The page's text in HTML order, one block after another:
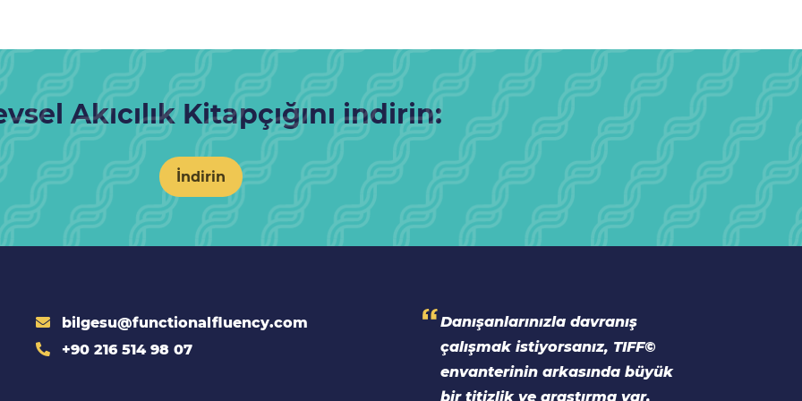
Akıcılık Kitapçığını indirin:
İndirin
bilgesu@functionalfluency.com
+90 216 514 98 07
Danışanlarınızla davranış
çalışmak istiyorsanız, TIFF©
envanterinin arkasında büyük
bir titizlik ve araştırma var.